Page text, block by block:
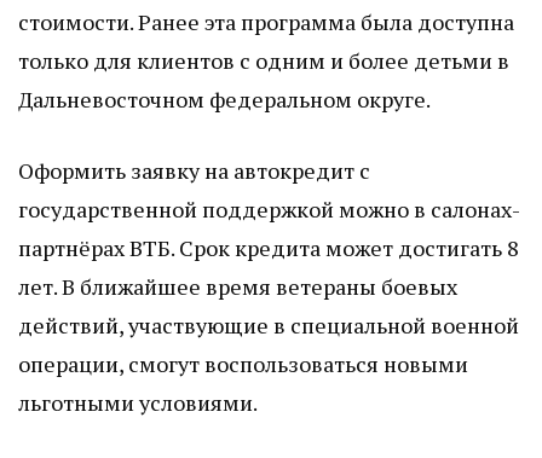
стоимости. Ранее эта программа была доступна
только для клиентов с одним и более детьми в
Дальневосточном федеральном округе.
Оформить заявку на автокредит с
государственной поддержкой можно в салонах-
партнёрах ВТБ. Срок кредита может достигать 8
лет. В ближайшее время ветераны боевых
действий, участвующие в специальной военной
операции, смогут воспользоваться новыми
льготными условиями.